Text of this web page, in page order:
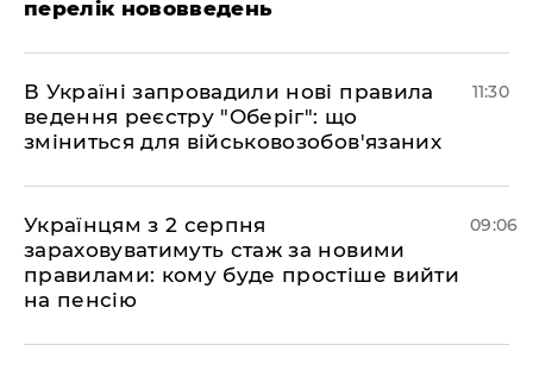
перелік нововведень
В Україні запровадили нові правила
ведення реєстру "Оберіг": що
зміниться для військовозобов'язаних
11:30
Українцям з 2 серпня
зараховуватимуть стаж за новими
правилами: кому буде простіше вийти
на пенсію
09:06